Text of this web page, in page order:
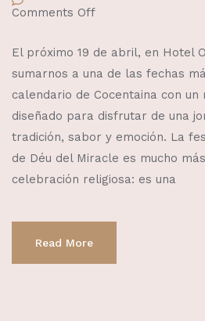
Comments Off
El próximo 19 de abril, en Hotel
sumarnos a una de las fechas
calendario de Cocentaina con un
diseñado para disfrutar de una
tradición, sabor y emoción. La
de Déu del Miracle es mucho
celebración religiosa: es una
Read More